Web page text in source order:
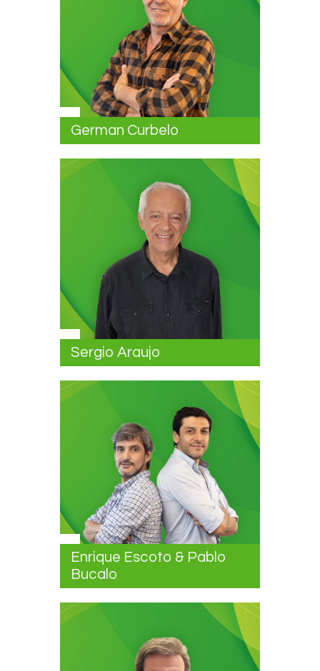
German Curbelo
Sergio Araujo
Enrique Escoto & Pablo
Bucalo